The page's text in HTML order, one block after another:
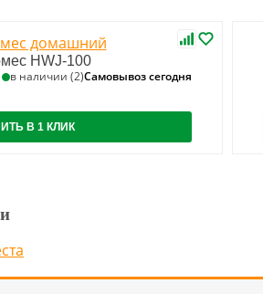
HWJ-100
в наличии (2)Самовывоз сегодня
В 1 КЛИК